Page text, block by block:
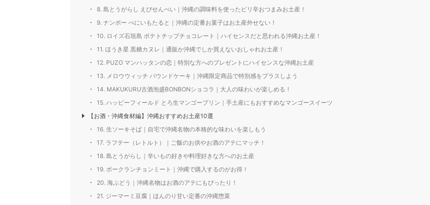
8. 島とうがらし えびせんべい｜沖縄の調味料を使ったピリ辛おつまみお土産！
9. ナンポー べにいもたると｜沖縄の定番お菓子はお土産外せない！
10. ロイズ石垣島 ポテトチップチョコレート｜ハイセンスだと思われる沖縄お土産！
11. ほうき星 黒糖カヌレ｜通販か沖縄でしか買えないおしゃれお土産！
12. PUZO マンハッタンの恋｜特別な方へのプレゼントにハイセンスな沖縄お土産
13. メロウウィッチ パウンドケーキ｜沖縄限定商品で特別感をプラスしよう
14. MAKUKURU古酒泡盛BONBONショコラ｜大人の味わいが楽しめる！
15. ハッピーフィールド とろ生マンゴープリン｜手土産にもおすすめなマンゴースイーツ
【お酒・沖縄食材編】沖縄おすすめお土産10選
16. 生ソーキそば｜自宅で沖縄名物の本格的な味わいを楽しもう
17. ラフテー（レトルト）｜ご飯のお供やお酒のアテにマッチ！
18. 島とうがらし｜辛いもの好きや料理好きな方へのお土産
19. ポークランチョンミート｜沖縄で購入するのがお得！
20. 海ぶどう｜沖縄名物はお酒のアテにもぴったり！
21. ジーマーミ豆腐｜ほんのり甘い定番の沖縄惣菜